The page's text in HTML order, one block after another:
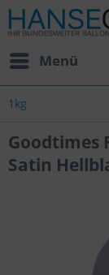
Menü
1kg
Goodtimes
Satin